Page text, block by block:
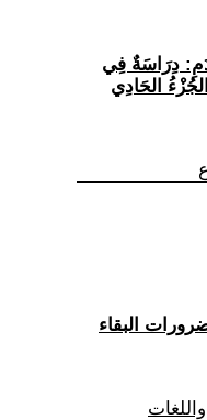
دِرَاسَةٌ فِي
الحَادِي
البقاء